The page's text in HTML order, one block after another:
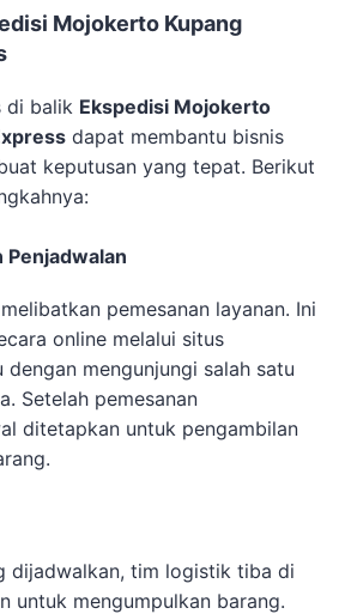
Mojokerto Kupang
di balik Ekspedisi Mojokerto
dapat membantu bisnis
keputusan yang tepat. Berikut
Penjadwalan
pemesanan layanan. Ini
online melalui situs
dengan mengunjungi salah satu
Setelah pemesanan
ditetapkan untuk pengambilan
dijadwalkan, tim logistik tiba di
untuk mengumpulkan barang.